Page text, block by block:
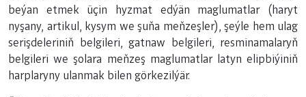
beýan etmek üçin hyzmat edýän maglumatlar (haryt
nyşany, artikul, kysym we şuňa meňzeşler), şeýle hem ulag
serişdeleriniň belgileri, gatnaw belgileri, resminamalaryň
belgileri we şolara meňzeş maglumatlar latyn elipbiýiniň
harplaryny ulanmak bilen görkezilýär.